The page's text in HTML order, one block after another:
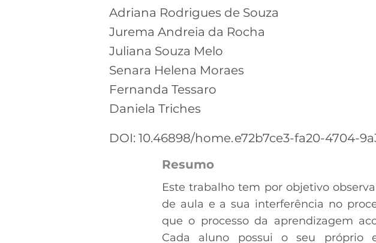
Adriana Rodrigues de Souza
Jurema Andreia da Rocha
Juliana Souza Melo
Senara Helena Moraes
Fernanda Tessaro
Daniela Triches
DOI: 10.46898/home.e72b7ce3-fa20-4704-
Resumo
Este trabalho tem por objetivo
de aula e a sua interferência no
que o processo da aprendizagem
Cada aluno possui o seu próprio